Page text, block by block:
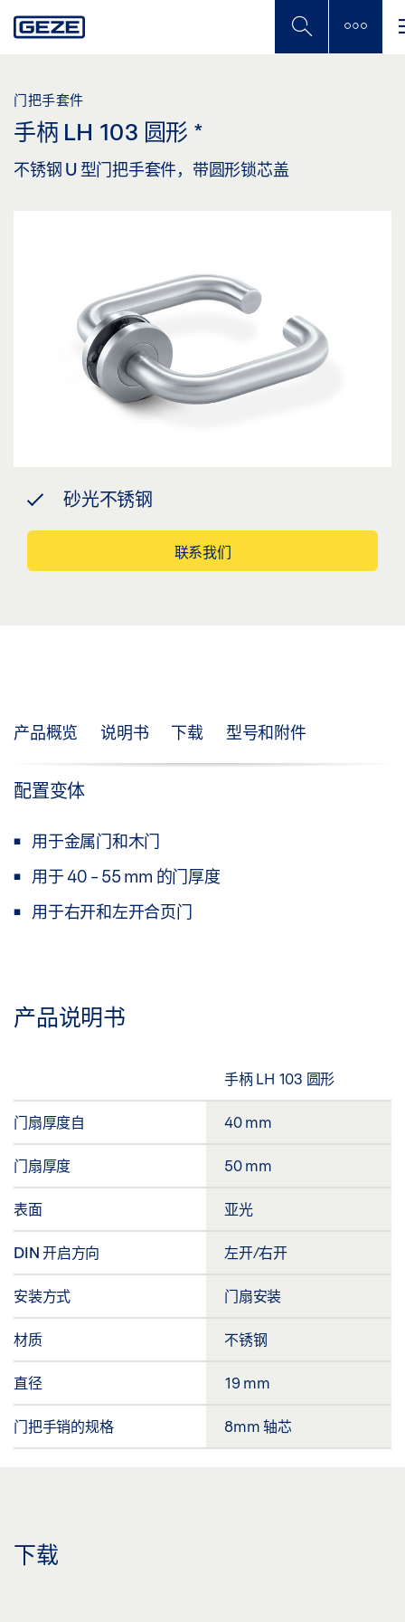
to
门把手套件
手柄 LH 103 圆形 *
不锈钢 U 型门把手套件，带圆形锁芯盖
砂光不锈钢
联系我们
产品概览 说明书 下载 型号和附件
配置变体
用于金属门和木门
用于 40 - 55 mm 的门厚度
用于右开和左开合页门
产品说明书
手柄 LH 103 圆形
门扇厚度自 40 mm
门扇厚度 50 mm
表面 亚光
DIN 开启方向 左开/右开
安装方式 门扇安装
材质 不锈钢
直径 19 mm
门把手销的规格 8mm 轴芯
下载